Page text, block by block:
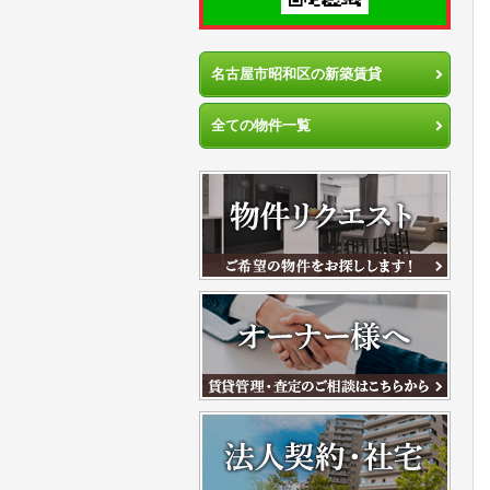
名古屋市昭和区の新築賃貸
全ての物件一覧